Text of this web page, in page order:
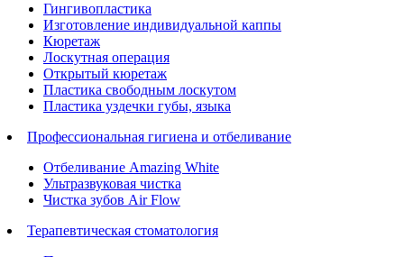
Гингивопластика
Изготовление индивидуальной каппы
Кюретаж
Лоскутная операция
Открытый кюретаж
Пластика свободным лоскутом
Пластика уздечки губы, языка
Профессиональная гигиена и отбеливание
Отбеливание Amazing White
Ультразвуковая чистка
Чистка зубов Air Flow
Терапевтическая стоматология